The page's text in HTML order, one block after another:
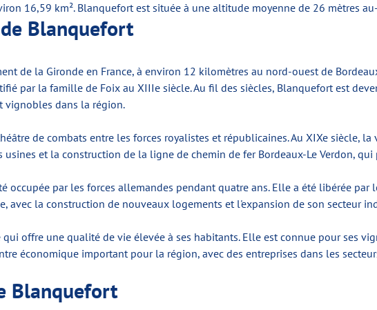
16,59 km². Blanquefort est située à une altitude moyenne de 26 mètres
Blanquefort
de la Gironde en France, à environ 12 kilomètres au nord-ouest de
par la famille de Foix au XIIIe siècle. Au fil des siècles, Blanquefort est
vignobles dans la région.
de combats entre les forces royalistes et républicaines. Au XIXe siècle,
et la construction de la ligne de chemin de fer Bordeaux-Le Verdon,
occupée par les forces allemandes pendant quatre ans. Elle a été libérée par
avec la construction de nouveaux logements et l'expansion de son secteur
offre une qualité de vie élevée à ses habitants. Elle est connue pour ses
économique important pour la région, avec des entreprises dans les
Blanquefort